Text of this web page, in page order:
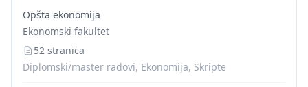
организиране активности. Она је средство
модифицирања понашања, провођења промена,
постизања производности...
Opšta ekonomija
Ekonomski fakultet
52 stranica
Diplomski/master radovi, Ekonomija, Skripte